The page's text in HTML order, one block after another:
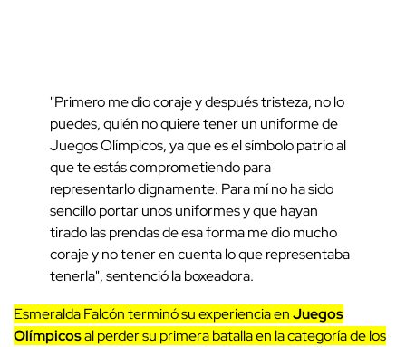
"Primero me dio coraje y después tristeza, no lo
puedes, quién no quiere tener un uniforme de
Juegos Olímpicos, ya que es el símbolo patrio al
que te estás comprometiendo para
representarlo dignamente. Para mí no ha sido
sencillo portar unos uniformes y que hayan
tirado las prendas de esa forma me dio mucho
coraje y no tener en cuenta lo que representaba
tenerla", sentenció la boxeadora.
Esmeralda Falcón terminó su experiencia enJuegos
Olímpicosal perder su primera batalla en la categoría de los